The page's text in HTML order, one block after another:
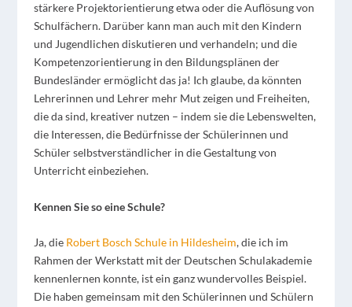
stärkere Projektorientierung etwa oder die Auflösung von
Schulfächern. Darüber kann man auch mit den Kindern
und Jugendlichen diskutieren und verhandeln; und die
Kompetenzorientierung in den Bildungsplänen der
Bundesländer ermöglicht das ja! Ich glaube, da könnten
Lehrerinnen und Lehrer mehr Mut zeigen und Freiheiten,
die da sind, kreativer nutzen – indem sie die Lebenswelten,
die Interessen, die Bedürfnisse der Schülerinnen und
Schüler selbstverständlicher in die Gestaltung von
Unterricht einbeziehen.
Kennen Sie so eine Schule?
Ja, die Robert Bosch Schule in Hildesheim, die ich im
Rahmen der Werkstatt mit der Deutschen Schulakademie
kennenlernen konnte, ist ein ganz wundervolles Beispiel.
Die haben gemeinsam mit den Schülerinnen und Schülern